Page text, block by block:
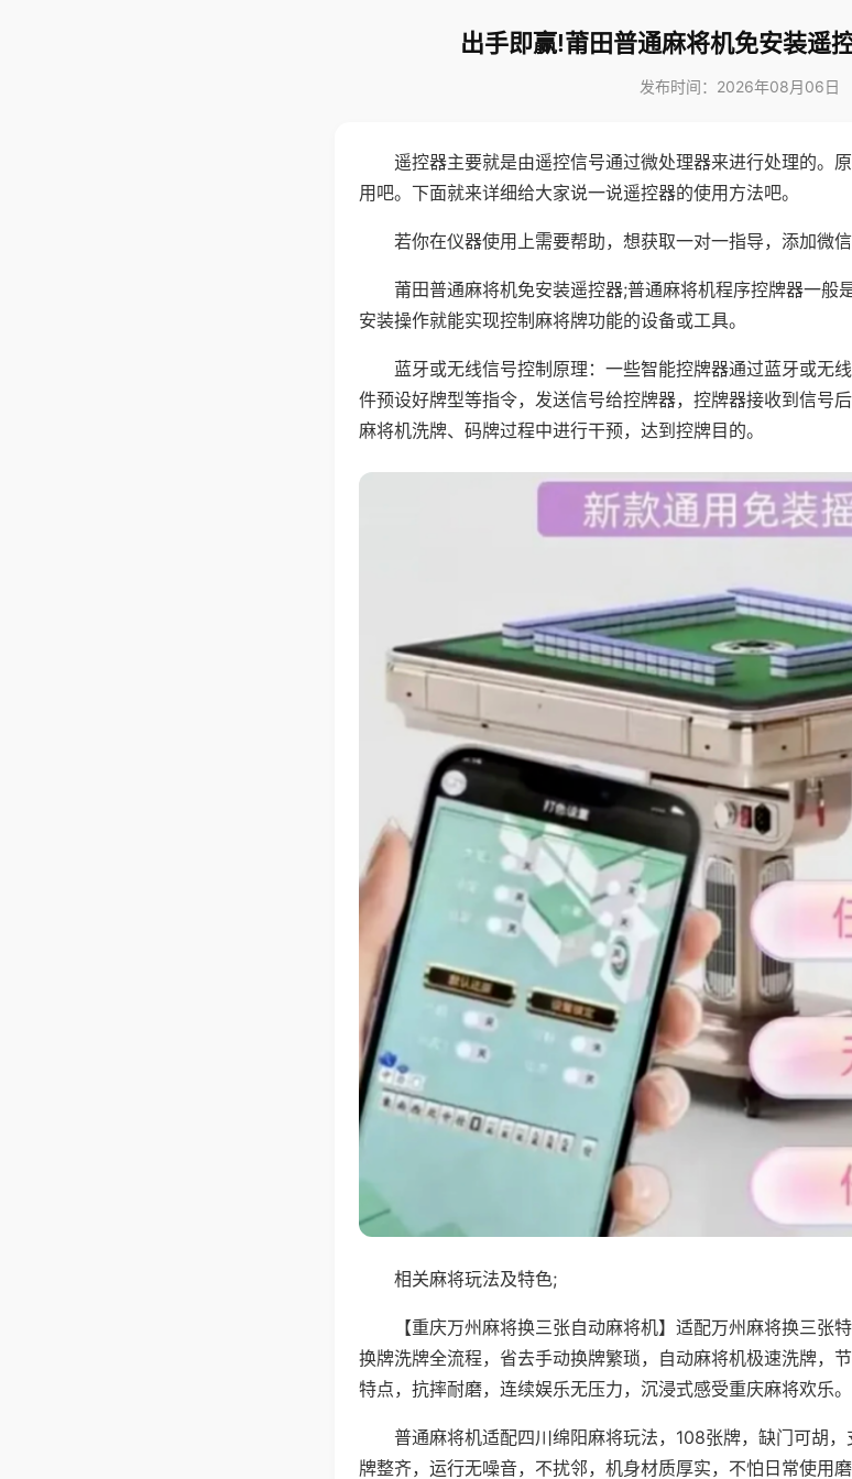
出手即赢!莆田普通麻将机免安装遥
发布时间：2026年08月06日
遥控器主要就是由遥控信号通过微处理器来进行处理的。
用吧。下面就来详细给大家说一说遥控器的使用方法吧。
若你在仪器使用上需要帮助，想获取一对一指导，添加微
莆田普通麻将机免安装遥控器;普通麻将机程序控牌器一般
安装操作就能实现控制麻将牌功能的设备或工具。
蓝牙或无线信号控制原理：一些智能控牌器通过蓝牙或无
件预设好牌型等指令，发送信号给控牌器，控牌器接收到信号
麻将机洗牌、码牌过程中进行干预，达到控牌目的。
相关麻将玩法及特色;
【重庆万州麻将换三张自动麻将机】适配万州麻将换三张
换牌洗牌全流程，省去手动换牌繁琐，自动麻将机极速洗牌，
特点，抗摔耐磨，连续娱乐无压力，沉浸式感受重庆麻将欢乐。
普通麻将机适配四川绵阳麻将玩法，108张牌，缺门可胡
牌整齐，运行无噪音，不扰邻，机身材质厚实，不怕日常使用